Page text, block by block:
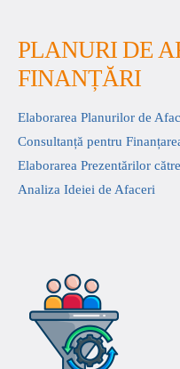
PLANURI DE
FINANȚĂRI
Elaborarea Planurilor de
Consultanță pentru
Elaborarea Prezentărilor
Analiza Ideiei de Afaceri